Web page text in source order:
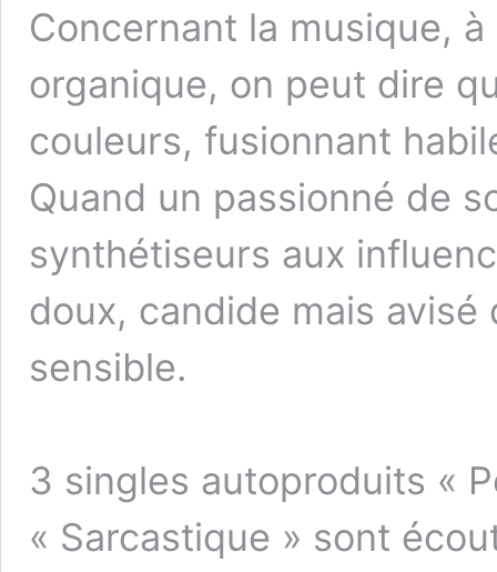
Concernant la musique,
organique, on peut dire
couleurs, fusionnant
Quand un passionné de
synthétiseurs aux
doux, candide mais avisé
sensible.
3 singles autoproduits «
« Sarcastique » sont